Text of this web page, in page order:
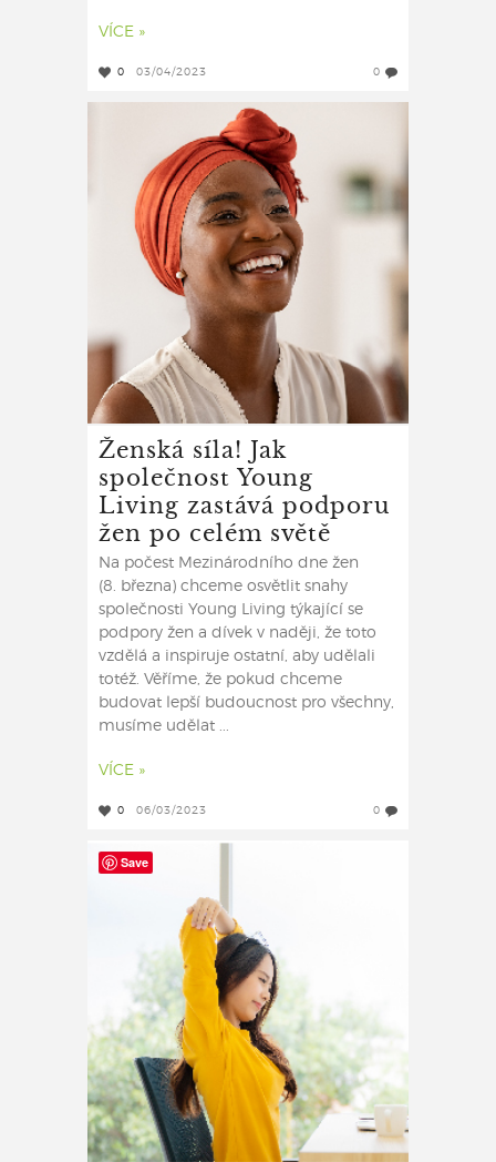
VÍCE »
0 03/04/2023 0
Ženská síla! Jak
společnost Young
Living zastává podporu
žen po celém světě
Na počest Mezinárodního dne žen
(8. března) chceme osvětlit snahy
společnosti Young Living týkající se
podpory žen a dívek v naději, že toto
vzdělá a inspiruje ostatní, aby udělali
totéž. Věříme, že pokud chceme
budovat lepší budoucnost pro všechny,
musíme udělat ...
VÍCE »
0 06/03/2023 0
Save